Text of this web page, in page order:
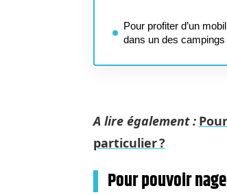
Pour profiter d’un
dans un des
A lire également :
particulier ?
Pour pouvoir